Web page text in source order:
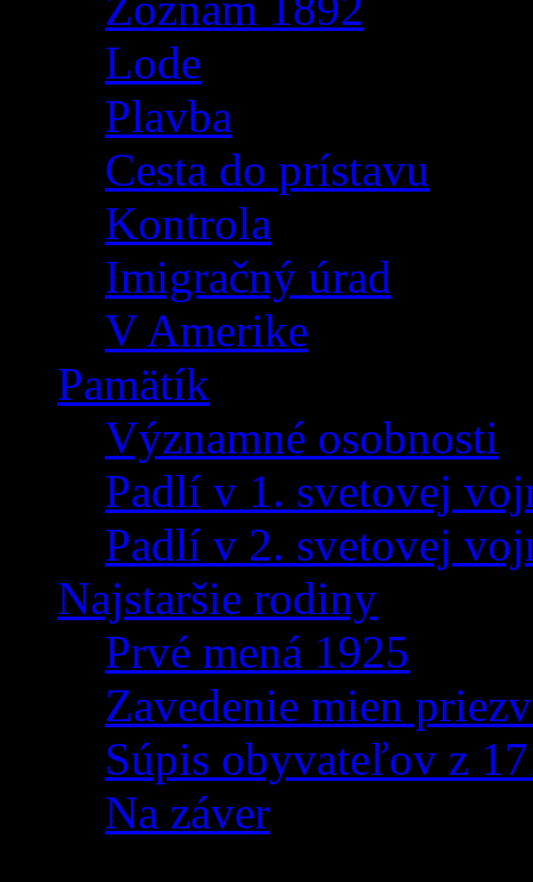
Lode
Plavba
Cesta do prístavu
Kontrola
Imigračný úrad
V Amerike
Pamätík
Významné osobnosti
Padlí v 1. svetovej
Padlí v 2. svetovej
Najstaršie rodiny
Prvé mená 1925
Zavedenie mien
Súpis obyvateľov z
Na záver